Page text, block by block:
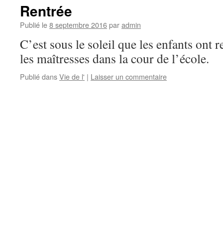
Rentrée
Publié le8 septembre 2016paradmin
C’est sous le soleil que les enfants ont
les maîtresses dans la cour de l’école.
Publié dansVie de l' | Laisser un commentaire